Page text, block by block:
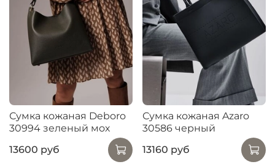
Сумка кожаная Deboro
30994 зеленый мох
13600 руб
Сумка кожаная Azaro
30586 черный
13160 руб